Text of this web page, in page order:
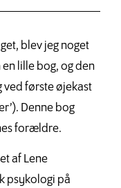
blev jeg noget
lille bog, og den
ved første øjekast
Denne bog
forældre.
af Lene
psykologi på